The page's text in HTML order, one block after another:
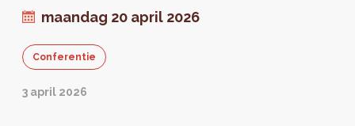
maandag 20 april 2026
Conferentie
3 april 2026